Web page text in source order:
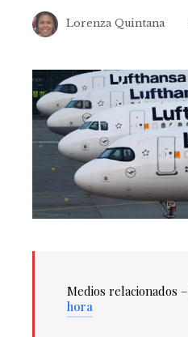
Lorenza Quintana
Medios relacionados –
hora